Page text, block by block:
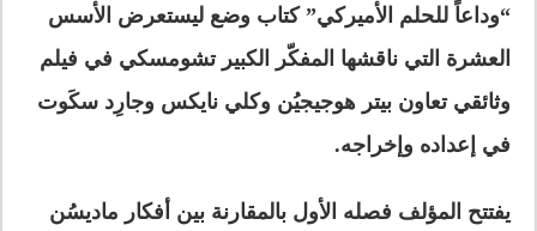
“وداعاً للحلم الأميركي” كتاب وضع ليستعرض الأسس
العشرة التي ناقشها المفكّر الكبير تشومسكي في فيلم
وثائقي تعاون بيتر هوجيجيُن وكلي نايكس وجارِد سكَوت
في إعداده وإخراجه.
يفتتح المؤلف فصله الأول بالمقارنة بين أفكار ماديسُن